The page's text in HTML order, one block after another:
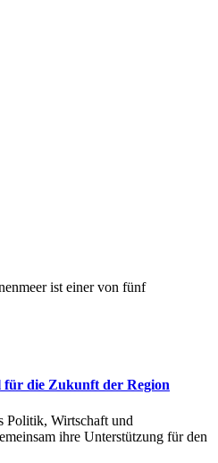
ist einer von fünf
für die Zukunft der Region
Politik, Wirtschaft und
ihre Unterstützung für den